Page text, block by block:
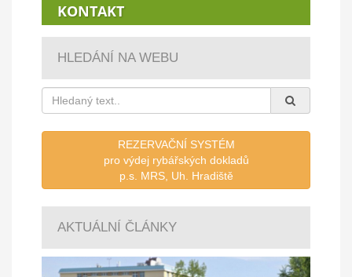
KONTAKT
HLEDÁNÍ NA WEBU
REZERVAČNÍ SYSTÉM
pro výdej rybářských dokladů
p.s. MRS, Uh. Hradiště
AKTUÁLNÍ ČLÁNKY